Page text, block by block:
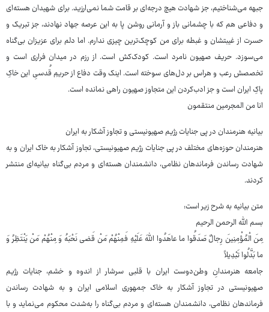
جبهه می‌شناختیم، جز شهادت هیچ درجه‌ای بر قامت شما نمی‌ارزید. برای شهیدان هسته‌ای
و دفاعی هم که با چشمانی باز و آرمانی روشن پا به این عرصه جهاد نهادند، جز تبریک و
حسرت از غیبتشان و غبطه برای من کوچک‌ترین چیزی ندارم. اما دلم برای عزیزان بی‌گناه
می‌سوزد. حریف صهیون نامرد است. کودک‌کش است. از رزم در میدان فراری است و
تخصصش رعب و هراس بر دل‌های سوخته است. اینک وقت دفاع از حریمِ قُدسیِ این خاکِ
پاکِ ایران است و جز ادب‌کردن این متجاوز صهیون راهی نمانده است.
انا من المجرمین منتقمون
بیانیه هنرمندان در پی جنایات رژیم صهیونیستی و تجاوز آشکار به ایران
هنرمندان حوزه‌های مختلف در پی جنایات رژیم صهیونیستی، تجاوز آشکار به خاک ایران و به
شهادت رساندن فرماندهان نظامی، دانشمندان هسته‌ای و مردم بی‌گناه بیانیه‌ای منتشر
کردند.
متن بیانیه به شرح زیر است:
بسم الله الرحمن الرحیم
مِنَ الْمُؤْمِنِینَ رِجالٌ صَدَقُوا ما عاهَدُوا اللّهَ عَلَیْهِ فَمِنْهُمْ مَنْ قَضی نَحْبَهُ وَ مِنْهُمْ مَنْ یَنْتَظِرُ وَ
ما بَدَّلُوا تَبْدِیلاً
جامعه هنرمندانِ وطن‌دوست ایران با قلبی سرشار از اندوه و خشم، جنایات رژیم
صهیونیستی در تجاوز آشکار به خاک جمهوری اسلامی ایران و به شهادت رساندن
فرماندهان نظامی، دانشمندان هسته‌ای و مردم بی‌گناه را به‌شدت محکوم می‌نماید و با